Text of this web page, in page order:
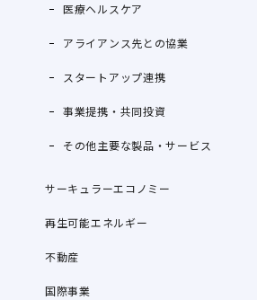
医療ヘルスケア
アライアンス先との協業
スタートアップ連携
事業提携・共同投資
その他主要な製品・サービス
サーキュラーエコノミー
再生可能エネルギー
不動産
国際事業